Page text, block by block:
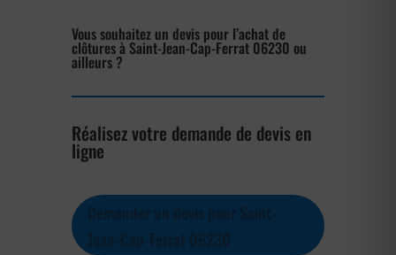
Vous souhaitez un devis pour l’achat de
clôtures à Saint-Jean-Cap-Ferrat 06230 ou
ailleurs ?
Réalisez votre demande de devis en
ligne